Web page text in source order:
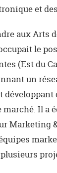
et
aux Arts
le
(Est du
un
développant
Il a
Marketing